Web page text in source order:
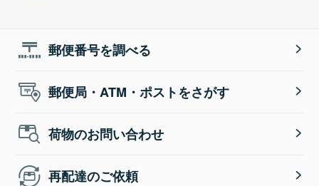
郵便番号を調べる
郵便局・ATM・ポストをさがす
荷物のお問い合わせ
再配達のご依頼